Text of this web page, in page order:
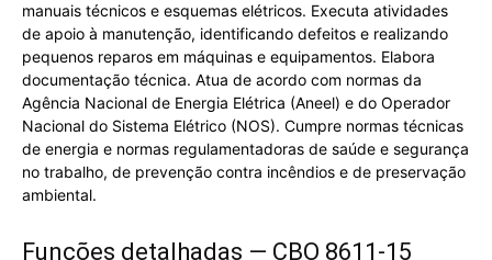
manuais técnicos e esquemas elétricos. Executa atividades
de apoio à manutenção, identificando defeitos e realizando
pequenos reparos em máquinas e equipamentos. Elabora
documentação técnica. Atua de acordo com normas da
Agência Nacional de Energia Elétrica (Aneel) e do Operador
Nacional do Sistema Elétrico (NOS). Cumpre normas técnicas
de energia e normas regulamentadoras de saúde e segurança
no trabalho, de prevenção contra incêndios e de preservação
ambiental.
Funções detalhadas — CBO 8611-15